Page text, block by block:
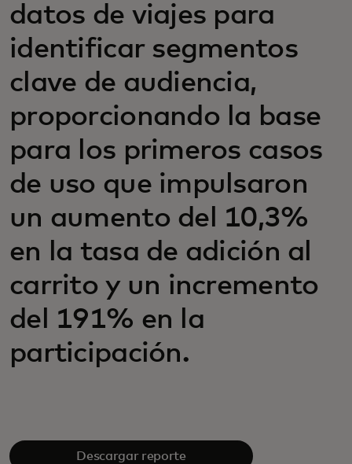
datos de viajes para
identificar segmentos
clave de audiencia,
proporcionando la base
para los primeros casos
de uso que impulsaron
un aumento del 10,3%
en la tasa de adición al
carrito y un incremento
del 191% en la
participación.
Descargar reporte